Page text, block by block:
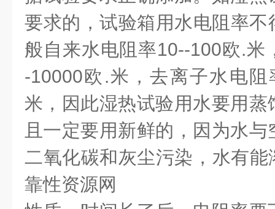
要求的，试验箱用水电阻率不
般自来水电阻率10--100欧.米
-10000欧 .米，去离子水电阻
米，因此湿热试验用水要用
且一定要用新鲜的，因为水
二氧化碳和灰尘污染，水有能
靠性资源网